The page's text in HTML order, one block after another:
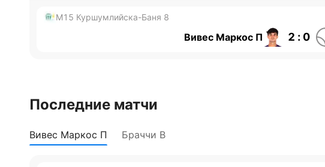
M15 Куршумлийска-Баня 8
Вивес Маркос П 2 : 0
Последние матчи
Вивес Маркос П Браччи В